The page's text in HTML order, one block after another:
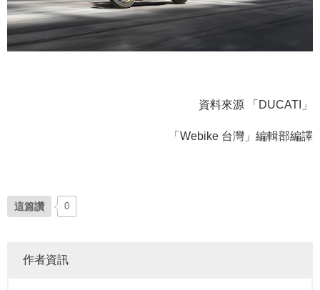
資料來源 「DUCATI」
「Webike 台灣」編輯部編譯
這篇讚 0
作者資訊